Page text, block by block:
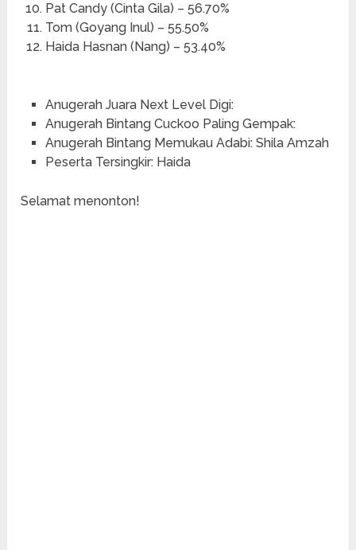
Pat Candy (Cinta Gila) – 56.70%
Tom (Goyang Inul) – 55.50%
Haida Hasnan (Nang) – 53.40%
Anugerah Juara Next Level Digi:
Anugerah Bintang Cuckoo Paling Gempak:
Anugerah Bintang Memukau Adabi: Shila Amzah
Peserta Tersingkir: Haida
Selamat menonton!